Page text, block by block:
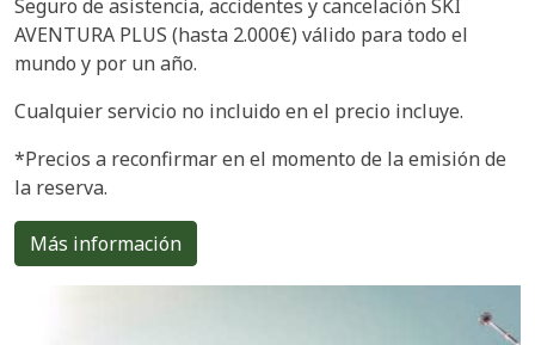
Seguro de asistencia, accidentes y cancelación SKI
AVENTURA PLUS (hasta 2.000€) válido para todo el
mundo y por un año.
Cualquier servicio no incluido en el precio incluye.
*Precios a reconfirmar en el momento de la emisión de
la reserva.
Más información